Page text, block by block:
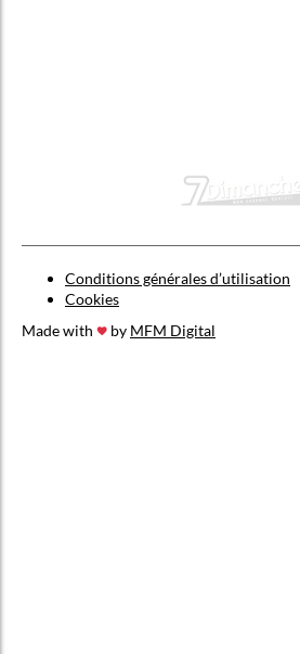
Conditions générales d’utilisation
Cookies
Made with
by MFM Digital